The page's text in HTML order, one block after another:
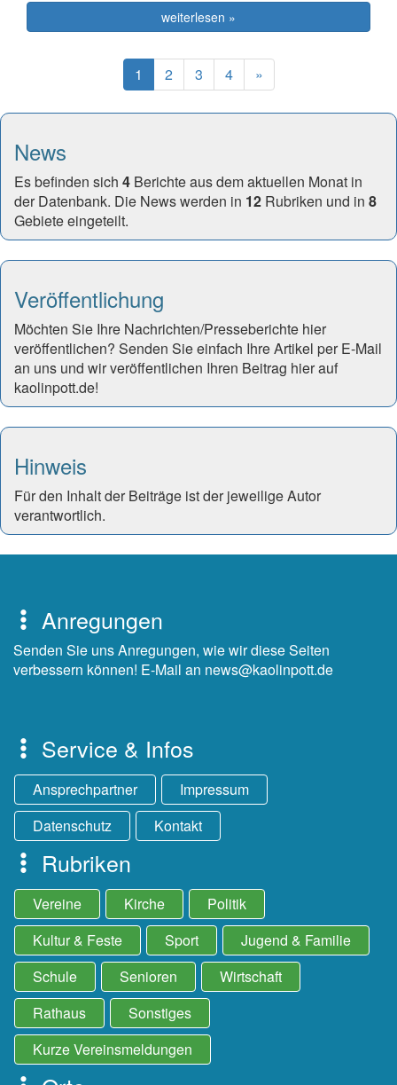
weiterlesen »
1 (current)
2 3 4 »Next
News
Es befinden sich 4 Berichte aus dem aktuellen Monat in
der Datenbank. Die News werden in 12 Rubriken und in 8
Gebiete eingeteilt.
Veröffentlichung
Möchten Sie Ihre Nachrichten/Presseberichte hier
veröffentlichen? Senden Sie einfach Ihre Artikel per E-Mail
an uns und wir veröffentlichen Ihren Beitrag hier auf
kaolinpott.de!
Hinweis
Für den Inhalt der Beiträge ist der jeweilige Autor
verantwortlich.
Anregungen
Senden Sie uns Anregungen, wie wir diese Seiten
verbessern können! E-Mail an news@kaolinpott.de
Service & Infos
Ansprechpartner
Impressum
Datenschutz
Kontakt
Rubriken
Vereine Kirche
Politik
Kultur & Feste
Sport
Jugend & Familie
Schule
Senioren
Wirtschaft
Rathaus
Sonstiges
Kurze Vereinsmeldungen